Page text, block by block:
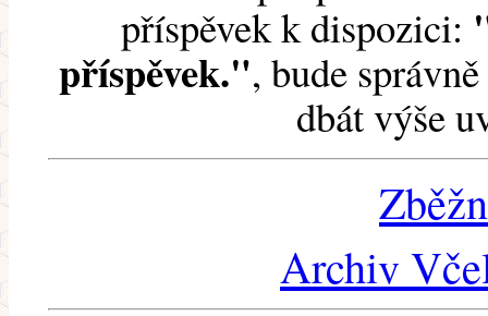
příspěvek k dispozici:
příspěvek.", bude
dbát výše
Archiv